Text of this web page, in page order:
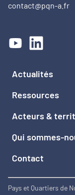
contact@pqn-a.fr
Actualités
Ressources
Acteurs &
Qui sommes-
Contact
Pays et Quartiers de